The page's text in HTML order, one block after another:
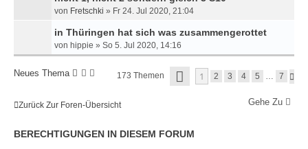
von Fretschki » Fr 24. Jul 2020, 21:04
in Thüringen hat sich was zusammengerottet
von hippie » So 5. Jul 2020, 14:16
Neues Thema 173 Themen
V
O
1 2 3 4 5 … 7
Zurück Zur Foren-Übersicht Gehe Zu
BERECHTIGUNGEN IN DIESEM FORUM